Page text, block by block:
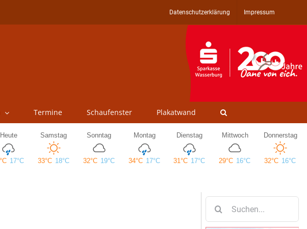
Datenschutzerklärung Impressum
Termine Schaufenster Plakatwand
nach: